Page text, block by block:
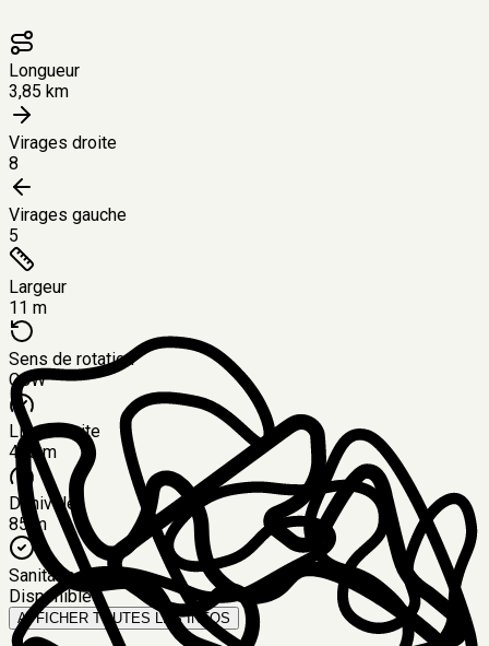
Longueur
3,85 km
Virages droite
8
Virages gauche
5
Largeur
11 m
Sens de rotation
CCW
Ligne droite
450 m
Dénivelé
85 m
Sanitaires
Disponibles
AFFICHER TOUTES LES INFOS